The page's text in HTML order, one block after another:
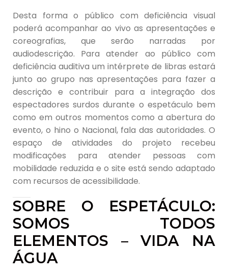
Desta forma o público com deficiência visual
poderá acompanhar ao vivo as apresentações e
coreografias, que serão narradas por
audiodescrição. Para atender ao público com
deficiência auditiva um intérprete de libras estará
junto ao grupo nas apresentações para fazer a
descrição e contribuir para a integração dos
espectadores surdos durante o espetáculo bem
como em outros momentos como a abertura do
evento, o hino o Nacional, fala das autoridades. O
espaço de atividades do projeto recebeu
modificações para atender pessoas com
mobilidade reduzida e o site está sendo adaptado
com recursos de acessibilidade.
SOBRE O ESPETÁCULO:
SOMOS TODOS
ELEMENTOS – VIDA NA
ÁGUA